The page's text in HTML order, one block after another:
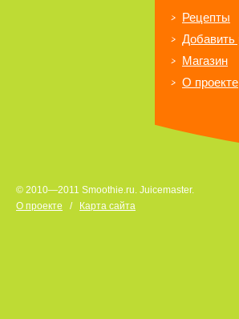
Рецепты
Добавить
Магазин
О проекте
© 2010—2011 Smoothie.ru. Juicemaster.
О проекте / Карта сайта